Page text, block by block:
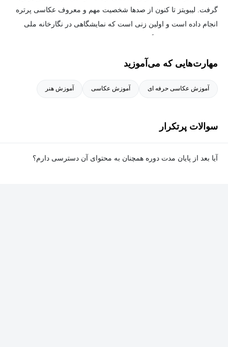
گرفت. لیبویتز تا کنون از صدها شخصیت مهم و معروف عکاسی پرتره
انجام داده است و اولین زنی است که نمایشگاهی در نگارخانه ملی
مهارت‌هایی که می‌آموزید
آموزش عکاسی حرفه ای آموزش عکاسی آموزش هنر
سوالات پرتکرار
آیا بعد از پایان مدت دوره همچنان به محتوای آن دسترسی دارم؟